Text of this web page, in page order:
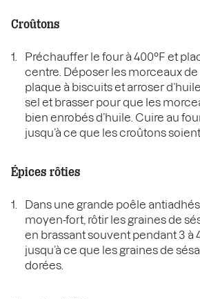
Croûtons
Préchauffer le four à 400°F et
centre. Déposer les morceaux de
plaque à biscuits et arroser
sel et brasser pour que les
bien enrobés d’huile. Cuire au
jusqu’à ce que les croûtons
Épices rôties
Dans une grande poêle
moyen-fort, rôtir les graines de
en brassant souvent pendant 3 à
jusqu’à ce que les graines de
dorées.